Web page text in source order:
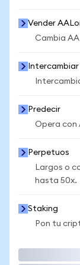
Vender
Cambia
Predecir
Opera con
Perpetuos
Largos o
hasta 50x.
Staking
Pon tu